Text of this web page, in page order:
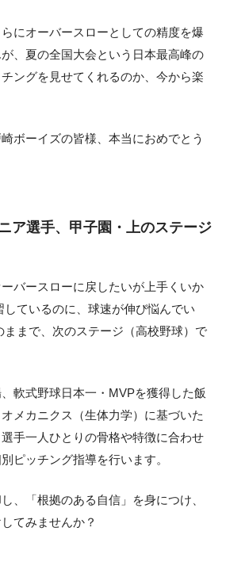
にオーバースローとしての精度を爆
、夏の全国大会という日本最高峰の
ングを見せてくれるのか、今から楽
ボーイズの皆様、本当におめでとう
ア選手、甲子園・上のステージ
ーバースローに戻したいが上手くいか
しているのに、球速が伸び悩んでい
ままで、次のステージ（高校野球）で
軟式野球日本一・MVPを獲得した飯
メカニクス（生体力学）に基づいた
手一人ひとりの骨格や特徴に合わせ
ピッチング指導を行います。
、「根拠のある自信」を身につけ、
てみませんか？